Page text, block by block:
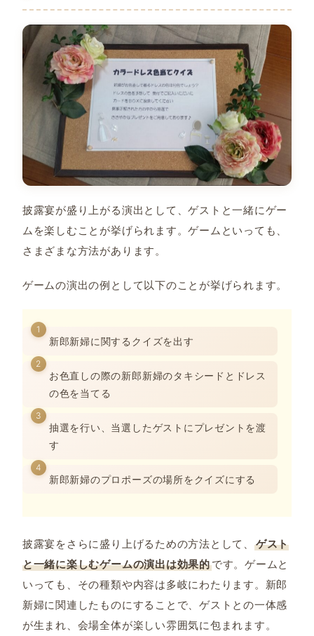
披露宴が盛り上がる演出として、ゲストと一緒にゲー
ムを楽しむことが挙げられます。ゲームといっても、
さまざまな方法があります。
ゲームの演出の例として以下のことが挙げられます。
新郎新婦に関するクイズを出す
お色直しの際の新郎新婦のタキシードとドレス
の色を当てる
抽選を行い、当選したゲストにプレゼントを渡
す
新郎新婦のプロポーズの場所をクイズにする
披露宴をさらに盛り上げるための方法として、
ゲスト
と一緒に楽しむゲームの演出は効果的です。ゲームと
いっても、その種類や内容は多岐にわたります。新郎
新婦に関連したものにすることで、ゲストとの一体感
が生まれ、会場全体が楽しい雰囲気に包まれます。